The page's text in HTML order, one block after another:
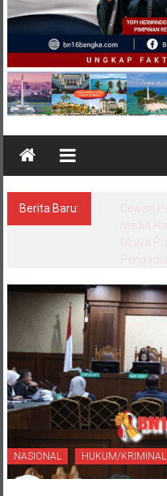
Berita Baru:
NASIONAL HUKUM/KRIMINAL